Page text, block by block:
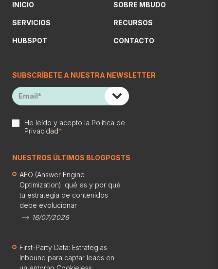
INICIO
SERVICIOS
HUBSPOT
SOBRE MBUDO
RECURSOS
CONTACTO
SUBSCRÍBETE A NUESTRA NEWSLETTER
He leído y acepto la Política de
Privacidad*
NUESTROS ÚLTIMOS BLOGPOSTS
AEO (Answer Engine
Optimization): qué es y por qué
tu estrategia de contenidos
debe evolucionar
16/07/2026
First-Party Data: Estrategias
Inbound para captar leads en